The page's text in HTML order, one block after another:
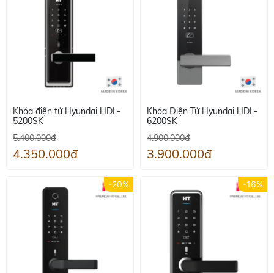
Khóa điện tử Hyundai HDL-
5200SK
5.400.000đ
4.350.000đ
Khóa Điện Tử Hyundai HDL-
6200SK
4.900.000đ
3.900.000đ
-20% -16%